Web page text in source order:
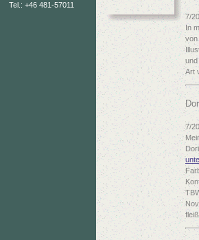
Tel.: +46 481-57011
7/
In
von
Art
7/